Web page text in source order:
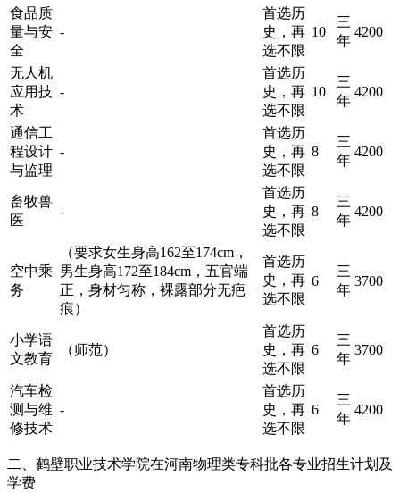
食品质
量与安
全
-
首选历
史，再
选不限
10
三
年
4200
无人机
应用技
术
-
首选历
史，再
选不限
10
三
年
4200
通信工
程设计
与监理
-
首选历
史，再
选不限
8
三
年
4200
畜牧兽
医
-
首选历
史，再
选不限
8
三
年
4200
空中乘
务
（要求女生身高162至174cm，
男生身高172至184cm，五官端
正，身材匀称，裸露部分无疤
痕）
首选历
史，再
选不限
6
三
年
3700
小学语
文教育
（师范）
首选历
史，再
选不限
6
三
年
3700
汽车检
测与维
修技术
-
首选历
史，再
选不限
6
三
年
4200
二、鹤壁职业技术学院在河南物理类专科批各专业招生计划及
学费